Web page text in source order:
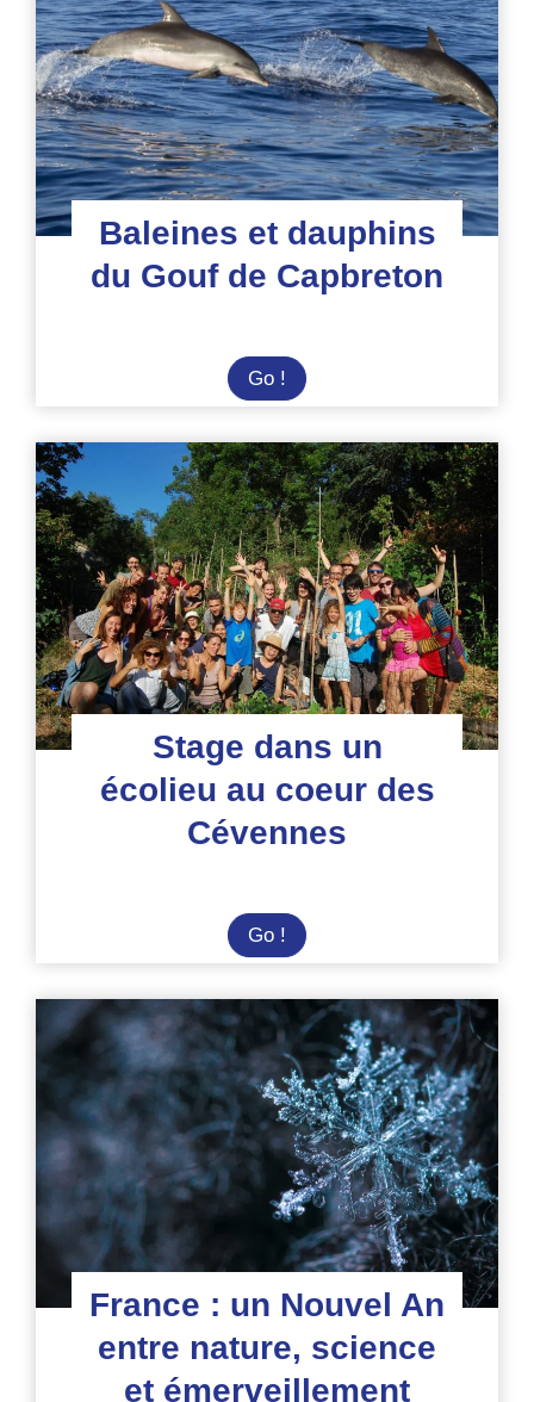
Baleines et dauphins
du Gouf de Capbreton
Go ! Baleines
et
du
Gouf
de
Capbreton
Stage dans un
écolieu au coeur des
Cévennes
Go ! Stage
dans
un
écolieu
au
coeur
des
Cévennes
France : un Nouvel An
entre nature, science
et émerveillement